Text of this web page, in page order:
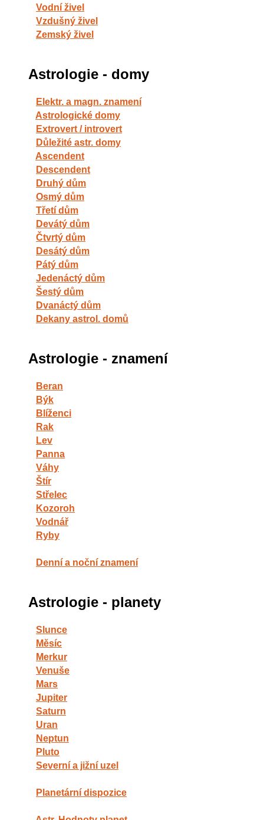
Vodní živel
Vzdušný živel
Zemský živel
Astrologie - domy
Elektr. a magn. znamení
Astrologické domy
Extrovert / introvert
Důležité astr. domy
Ascendent
Descendent
Druhý dům
Osmý dům
Třetí dům
Devátý dům
Čtvrtý dům
Desátý dům
Pátý dům
Jedenáctý dům
Šestý dům
Dvanáctý dům
Dekany astrol. domů
Astrologie - znamení
Beran
Býk
Blíženci
Rak
Lev
Panna
Váhy
Štír
Střelec
Kozoroh
Vodnář
Ryby
Denní a noční znamení
Astrologie - planety
Slunce
Měsíc
Merkur
Venuše
Mars
Jupiter
Saturn
Uran
Neptun
Pluto
Severní a jižní uzel
Planetární dispozice